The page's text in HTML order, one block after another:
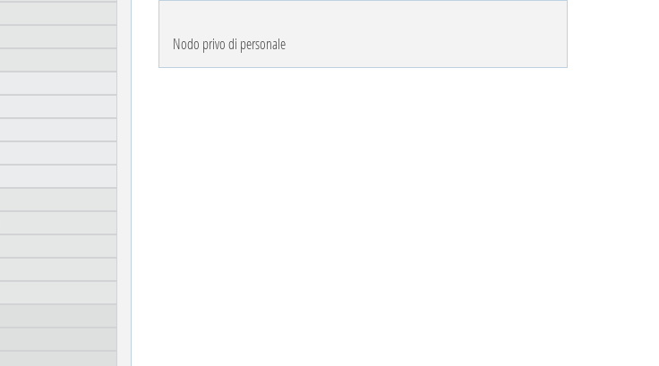
Nodo privo di personale